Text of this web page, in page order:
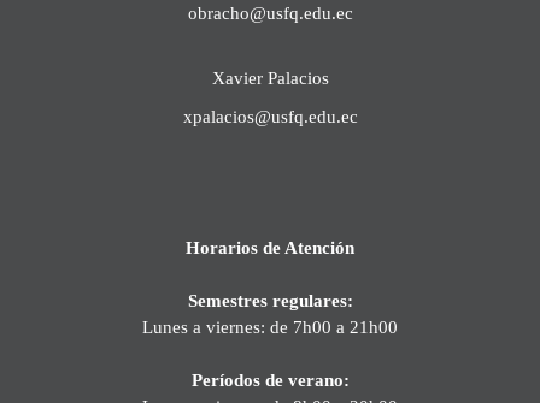
obracho@usfq.edu.ec
Xavier Palacios
xpalacios@usfq.edu.ec
Horarios de Atención
Semestres regulares:
Lunes a viernes: de 7h00 a 21h00
Períodos de verano: